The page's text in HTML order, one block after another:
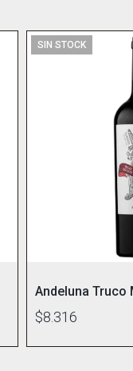
SIN STOCK
Andeluna Truco
$8.316